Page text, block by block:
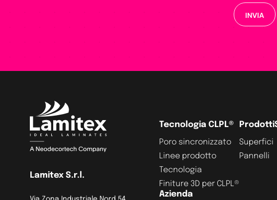
Si prega
Lamitex S.r.l.
Tecnologia CLPL®
Poro sincronizzato
Linee prodotto
Tecnologia
Finiture 3D per CLPL®
Prodotti
Superfici
Pannelli
Azienda